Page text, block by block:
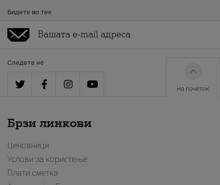
Бидете во тек
Следете нè
На почеток
Брзи линкови
Ценовници
Услови за користење
Плати сметка